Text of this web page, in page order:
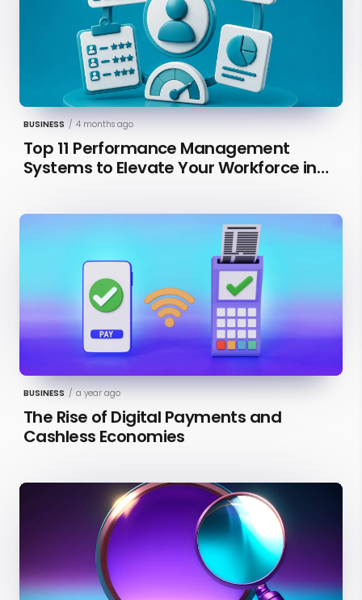
BUSINESS / 4 months ago
Top 11 Performance Management
Systems to Elevate Your Workforce in
BUSINESS / a year ago
The Rise of Digital Payments and
Cashless Economies